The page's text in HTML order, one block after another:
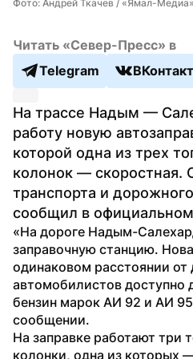
Фото: Андрей Ткачев / «Ямал-Медиа»
Читать «Север-Пресс» в
Telegram
На трассе Надым —
работу новую
которой одна из трех
колонок — скоростная.
транспорта и
сообщил в
«На дороге Надым-
заправочную станцию.
одинаковом расстоянии от
автомобилистов доступно
бензин марок АИ 92 и АИ
сообщении.
На заправке работают три
колонки, одна из которых